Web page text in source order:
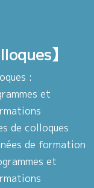
】
:
et
de colloques
de formation
et